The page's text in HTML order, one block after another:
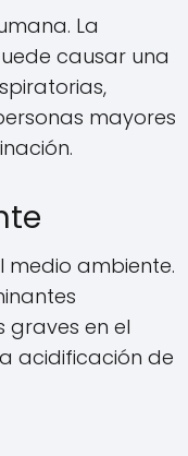
La
causar una
mayores
medio ambiente.
graves en el
acidificación de